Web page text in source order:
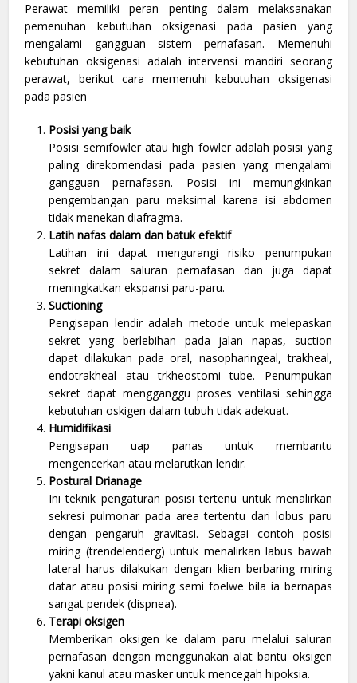
Perawat memiliki peran penting dalam melaksanakan
pemenuhan kebutuhan oksigenasi pada pasien yang
mengalami gangguan sistem pernafasan. Memenuhi
kebutuhan oksigenasi adalah intervensi mandiri seorang
perawat, berikut cara memenuhi kebutuhan oksigenasi
pada pasien
Posisi yang baik
Posisi semifowler atau high fowler adalah posisi yang
paling direkomendasi pada pasien yang mengalami
gangguan pernafasan. Posisi ini memungkinkan
pengembangan paru maksimal karena isi abdomen
tidak menekan diafragma.
Latih nafas dalam dan batuk efektif
Latihan ini dapat mengurangi risiko penumpukan
sekret dalam saluran pernafasan dan juga dapat
meningkatkan ekspansi paru-paru.
Suctioning
Pengisapan lendir adalah metode untuk melepaskan
sekret yang berlebihan pada jalan napas, suction
dapat dilakukan pada oral, nasopharingeal, trakheal,
endotrakheal atau trkheostomi tube. Penumpukan
sekret dapat mengganggu proses ventilasi sehingga
kebutuhan oskigen dalam tubuh tidak adekuat.
Humidifikasi
Pengisapan uap panas untuk membantu
mengencerkan atau melarutkan lendir.
Postural Drianage
Ini teknik pengaturan posisi tertenu untuk menalirkan
sekresi pulmonar pada area tertentu dari lobus paru
dengan pengaruh gravitasi. Sebagai contoh posisi
miring (trendelenderg) untuk menalirkan labus bawah
lateral harus dilakukan dengan klien berbaring miring
datar atau posisi miring semi foelwe bila ia bernapas
sangat pendek (dispnea).
Terapi oksigen
Memberikan oksigen ke dalam paru melalui saluran
pernafasan dengan menggunakan alat bantu oksigen
yakni kanul atau masker untuk mencegah hipoksia.